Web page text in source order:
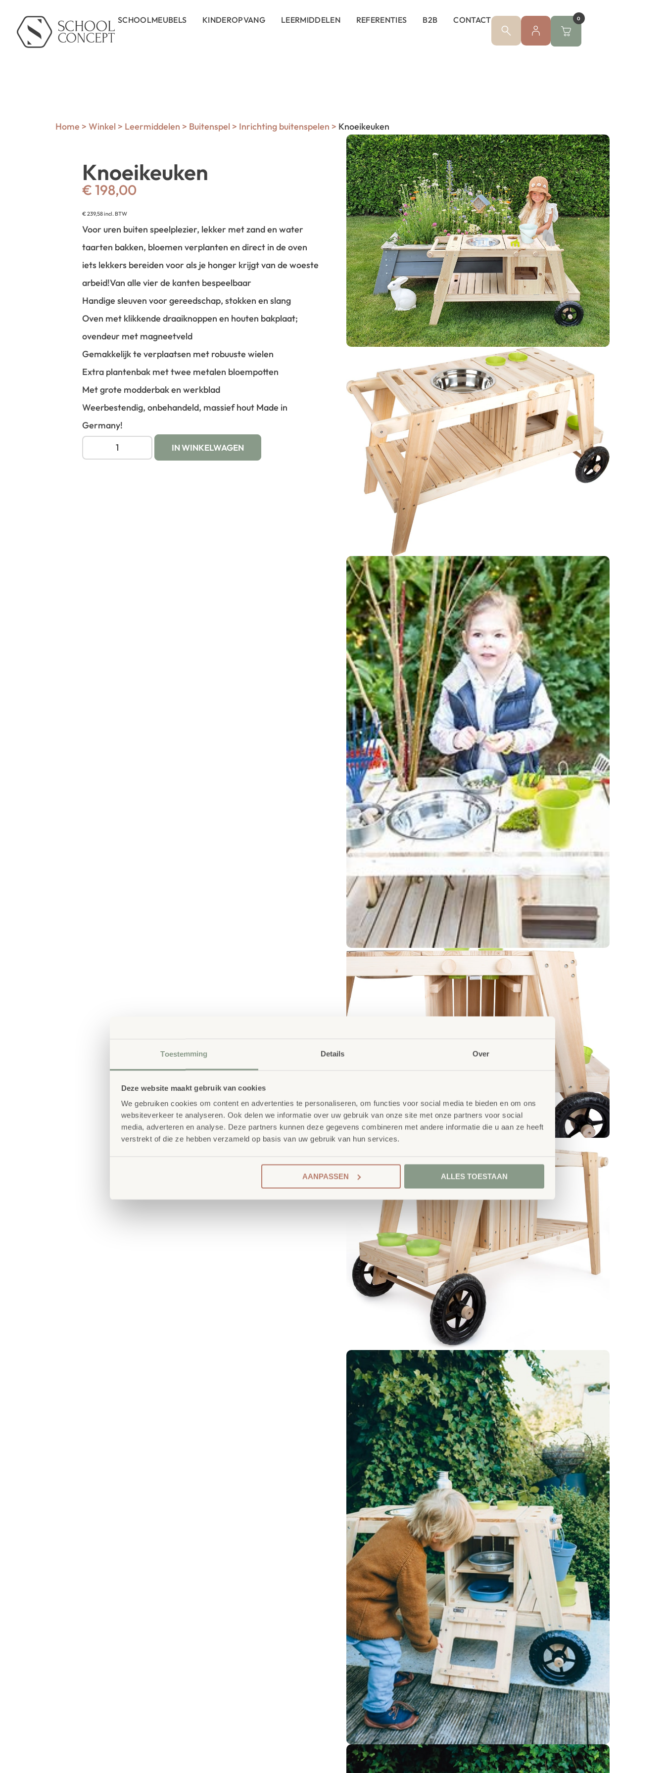
Toestemming Details Over
Deze website maakt gebruik van cookies
We gebruiken cookies om content en advertenties te personaliseren, om functies voor social media te bieden en om ons
websiteverkeer te analyseren. Ook delen we informatie over uw gebruik van onze site met onze partners voor social
media, adverteren en analyse. Deze partners kunnen deze gegevens combineren met andere informatie die u aan ze heeft
verstrekt of die ze hebben verzameld op basis van uw gebruik van hun services.
AANPASSEN ALLES TOESTAAN
SCHOOLMEUBELS KINDEROPVANG LEERMIDDELEN REFERENTIES B2B CONTACT 0
Home > Winkel > Leermiddelen > Buitenspel > Inrichting buitenspelen > Knoeikeuken
Knoeikeuken
€ 198,00
€239,58incl. BTW
Voor uren buiten speelplezier, lekker met zand en water
taarten bakken, bloemen verplanten en direct in de oven
iets lekkers bereiden voor als je honger krijgt van de woeste
arbeid!Van alle vier de kanten bespeelbaar
Handige sleuven voor gereedschap, stokken en slang
Oven met klikkende draaiknoppen en houten bakplaat;
ovendeur met magneetveld
Gemakkelijk te verplaatsen met robuuste wielen
Extra plantenbak met twee metalen bloempotten
Met grote modderbak en werkblad
Weerbestendig, onbehandeld, massief hout Made in
Germany!
IN WINKELWAGEN